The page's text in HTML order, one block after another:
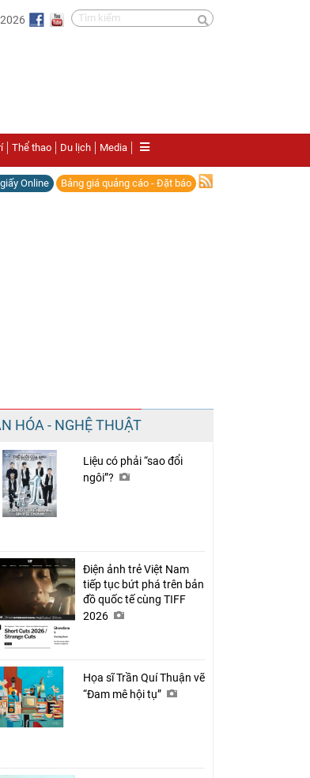
Thể thao Du lịch Media
Online Bảng giá quảng cáo - Đặt báo
Chia sẻ
Facebook
HÓA - NGHỆ THUẬT
Liệu có phải “sao đổi
ngôi”?
Điện ảnh trẻ Việt Nam
tiếp tục bứt phá trên bản
đồ quốc tế cùng TIFF
2026
Họa sĩ Trần Quí Thuận vẽ
“Đam mê hội tụ”